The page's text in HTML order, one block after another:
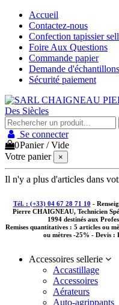
Accueil
Contactez-nous
Confection tapissier
Foire Aux Questions
Commande papier
Demande d'échantillons
Sécurité paiement
Se connecter
0Panier /Vide
Votre panier
×
Il n'y a plus d'articles dans
Tél. : (+33) 04 67 28 71 10 -
Pierre CHAIGNEAU, Technicien
1994 destinés aux
Remises quantitatives : 5 articles ou
ou mètres -25% - Devis :
Accessoires sellerie
Accastillage
Accessoires
Aérateurs
Auto-agrippants